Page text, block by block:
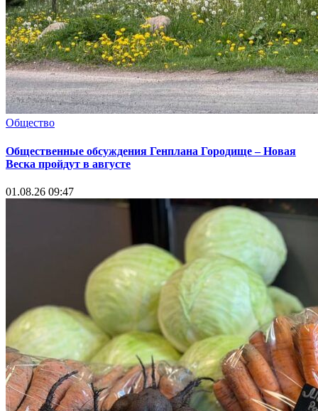
Общество
Общественные обсуждения Генплана Городище – Новая
Веска пройдут в августе
01.08.26 09:47